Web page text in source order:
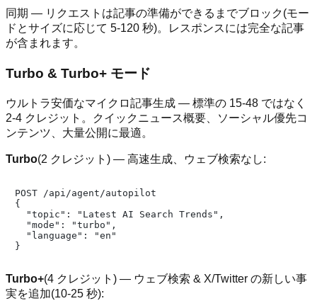
同期 — リクエストは記事の準備ができるまでブロック(モー
ドとサイズに応じて 5-120 秒)。レスポンスには完全な記事
が含まれます。
Turbo & Turbo+ モード
ウルトラ安価なマイクロ記事生成 — 標準の 15-48 ではなく
2-4 クレジット。クイックニュース概要、ソーシャル優先コ
ンテンツ、大量公開に最適。
Turbo(2 クレジット) — 高速生成、ウェブ検索なし:
POST /api/agent/autopilot
{
  "topic": "Latest AI Search Trends",
  "mode": "turbo",
  "language": "en"
Turbo+(4 クレジット) — ウェブ検索 & X/Twitter の新しい事
実を追加(10-25 秒):